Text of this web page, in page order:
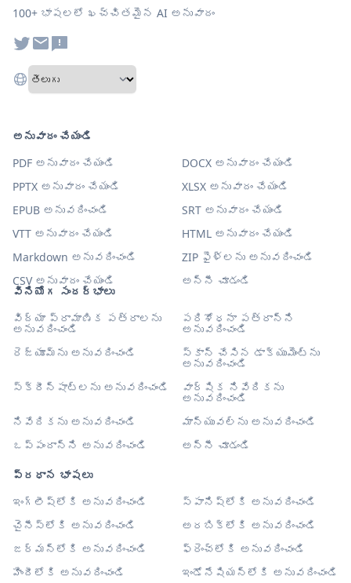
100+ భాషలలో ఖచ్చితమైన AI అనువాదం
వినియోగ సందర్భాలు
విద్యా ప్రామాణిక పత్రాలను
అనువదించండి
పరిశోధనా పత్రాన్ని
అనువదించండి
రెజ్యూమ్‌ను అనువదించండి
స్కాన్ చేసిన డాక్యుమెంట్‌ను
అనువదించండి
స్క్రీన్‌షాట్‌లను అనువదించండి
వార్షిక నివేదికను
అనువదించండి
నివేదికను అనువదించండి
మాన్యువల్‌ను అనువదించండి
ఒప్పందాన్ని అనువదించండి
అన్నీ చూడండి
ప్రధాన భాషలు
ఇంగ్లీష్‌లోకి అనువదించండి
స్పానిష్‌లోకి అనువదించండి
చైనీస్‌లోకి అనువదించండి
అరబిక్‌లోకి అనువదించండి
జర్మన్‌లోకి అనువదించండి
ఫ్రెంచ్‌లోకి అనువదించండి
హిందీలోకి అనువదించండి
ఇండోనేషియన్‌లోకి అనువదించండి
అనువాదం చేయండి
PDF అనువాదం చేయండి
DOCX అనువాదం చేయండి
PPTX అనువాదం చేయండి
XLSX అనువాదం చేయండి
EPUB అనువదించండి
SRT అనువాదం చేయండి
VTT అనువాదం చేయండి
HTML అనువాదం చేయండి
Markdown అనువదించండి
ZIP ఫైళ్లను అనువదించండి
CSV అనువాదం చేయండి
అన్నీ చూడండి